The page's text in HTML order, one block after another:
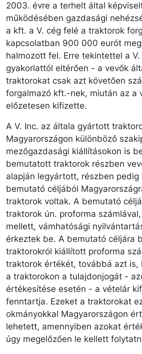
2003. évre a terhelt által
működésében gazdasági
a kft. a V. cég felé a traktorok
kapcsolatban 900 000 eurót
halmozott fel. Erre tekintettel a
gyakorlattól eltérően - a vevők
traktorokat csak azt követően
forgalmazó kft.-nek, miután az a
előzetesen kifizette.
A V. Inc. az általa gyártott
Magyarországon különböző
mezőgazdasági kiállításokon is
bemutatott traktorok részben
alapján legyártott, részben pedig
bemutató céljából
traktorok voltak. A bemutató
traktorok ún. pro­forma
mellett, vámhatósági
érkeztek be. A bemutató céljára
traktorokról kiállított proforma
traktorok értékét, továbbá azt is,
a traktorokon a tulajdonjogát -
értékesítése esetén - a vételár
fenntartja. Ezeket a traktorokat
okmányokkal Magyarországon
lehetett, amennyiben azokat
úgy megelőzően le kellett